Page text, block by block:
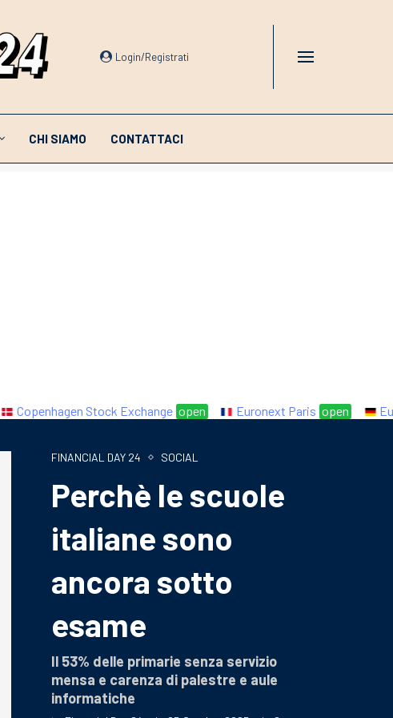
Login/Registrati
CHI SIAMO CONTATTACI
Copenhagen Stock Exchange open Euronext Paris open
FINANCIAL DAY 24 SOCIAL
Perchè le scuole
italiane sono
ancora sotto
esame
Il 53% delle primarie senza servizio
mensa e carenza di palestre e aule
informatiche